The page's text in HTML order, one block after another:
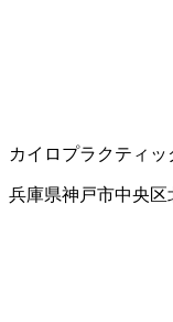
カイロプラクティッ
兵庫県神戸市中央区